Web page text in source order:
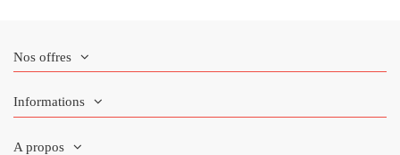
Nos offres
Informations
A propos